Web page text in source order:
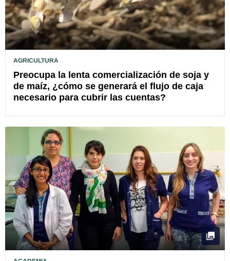
AGRICULTURA
Preocupa la lenta comercialización de soja y
de maíz, ¿cómo se generará el flujo de caja
necesario para cubrir las cuentas?